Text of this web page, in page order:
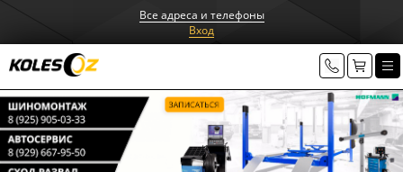
Все адреса и телефоны
Вход